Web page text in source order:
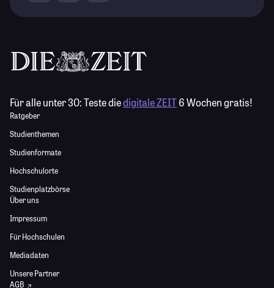
Für alle unter 30:Teste diedigitale ZEIT6 Wochen gratis!
Ratgeber
Studienthemen
Studienformate
Hochschulorte
Studienplatzbörse
Über uns
Impressum
Für Hochschulen
Mediadaten
Unsere Partner
AGB